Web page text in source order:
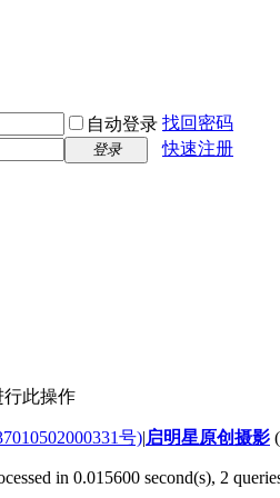
自动登录 找回密码
登录
快速注册
行此操作
号)|启明星原创摄影
in 0.015600 second(s), 2